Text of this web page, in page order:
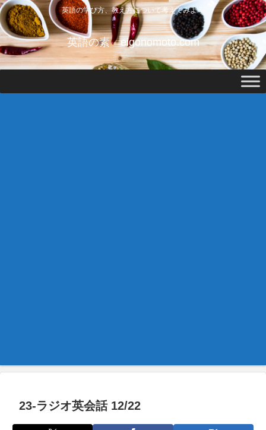
英語の学び方、教え方について考えてみよう
英語の素 eigonomoto.com
23-ラジオ英会話 12/22